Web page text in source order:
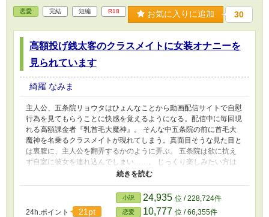
恋愛 完結 短編 R18 お気に入りに追加 30
高額投げ銭太客のクラスメイトに女装オナニーを
見られています
綺羅 なみま
主人公、五条院リョウタはひょんなことから動画配信サイトで自慰
行為を見てもらうことに快感を覚えるようになる。配信中に毎回現
れる高額課金者『乳首毛大魔神』。 そんな中五条院の前に首毛大
魔神を名乗るクラスメイトが現れてしまう。真面目そうな見た目と
は裏腹に、主人公を翻弄するかのように弄ぶ。 五条院は欲に抗え
ず自室に彼女を連れ込んでしまい……。 じっくり楽しみたい方は
1pから、焦らされたい方は2pから、すぐ抜けそうな状況の方は4p
24h.ポイント 21pt
小説 24,935 位 / 228,724件
恋愛 10,777 位 / 66,355件